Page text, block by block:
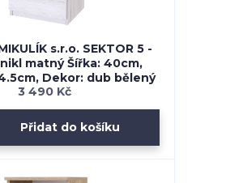
s.r.o. SEKTOR 5 -
matný Šířka: 40cm,
Dekor: dub bělený
3 490 Kč
Přidat do košíku